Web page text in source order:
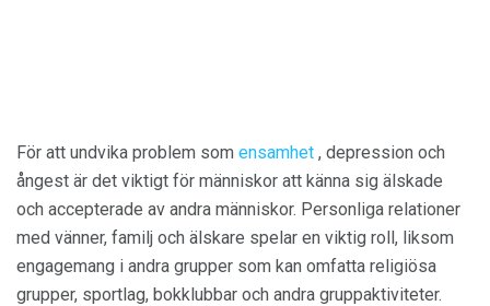
För att undvika problem som ensamhet , depression och
ångest är det viktigt för människor att känna sig älskade
och accepterade av andra människor. Personliga relationer
med vänner, familj och älskare spelar en viktig roll, liksom
engagemang i andra grupper som kan omfatta religiösa
grupper, sportlag, bokklubbar och andra gruppaktiviteter.